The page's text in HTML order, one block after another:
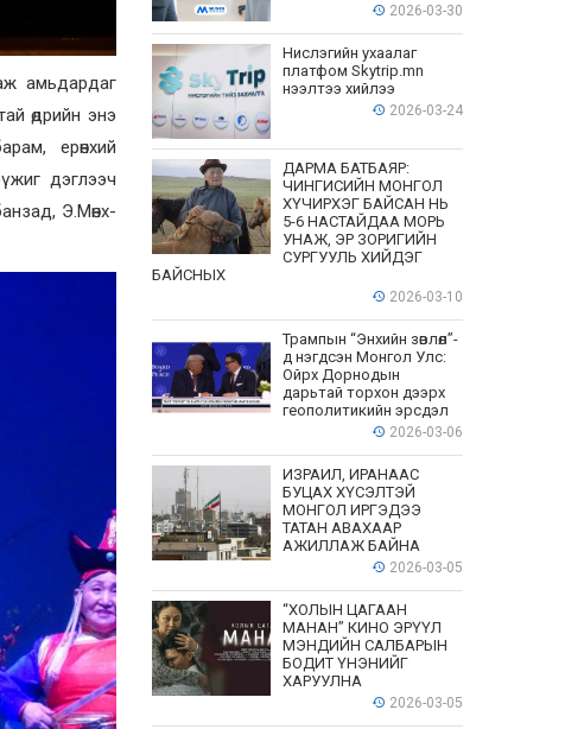
амьдардаг
өдрийн энэ
ерөнхий
дэглээч
Э.Мөнх-
2026-03-30
Нислэгийн ухаалаг
платфом Skytrip.mn
нээлтээ хийлээ
2026-03-24
ДАРМА БАТБАЯР:
ЧИНГИСИЙН МОНГОЛ
ХҮЧИРХЭГ БАЙСАН НЬ
5-6 НАСТАЙДАА МОРЬ
УНАЖ, ЭР ЗОРИГИЙН
СУРГУУЛЬ ХИЙДЭГ
БАЙСНЫХ
2026-03-10
Трампын “Энхийн зөвлөл”-
д нэгдсэн Монгол Улс:
Ойрх Дорнодын
дарьтай торхон дээрх
геополитикийн эрсдэл
2026-03-06
ИЗРАИЛ, ИРАНААС
БУЦАХ ХҮСЭЛТЭЙ
МОНГОЛ ИРГЭДЭЭ
ТАТАН АВАХААР
АЖИЛЛАЖ БАЙНА
2026-03-05
“ХОЛЫН ЦАГААН
МАНАН” КИНО ЭРҮҮЛ
МЭНДИЙН САЛБАРЫН
БОДИТ ҮНЭНИЙГ
ХАРУУЛНА
2026-03-05